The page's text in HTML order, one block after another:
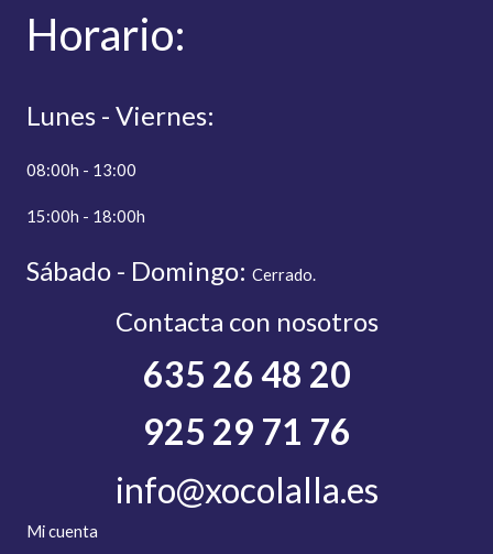
Horario:
Lunes - Viernes:
08:00h - 13:00
15:00h - 18:00h
Sábado - Domingo: Cerrado.
Contacta con nosotros
635 26 48 20
925 29 71 76
info@xocolalla.es
Mi cuenta